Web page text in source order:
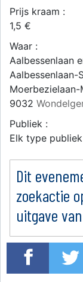
Prijs kraam :
1,5 €
Waar :
Aalbessenlaan
Aalbessenlaan-
Moerbezielaan-
9032
Publiek :
Elk type publiek
Dit
zoekactie
uitgave